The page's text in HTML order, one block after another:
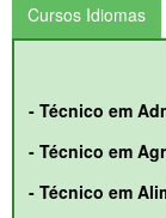
Cursos Idiomas
- Técnico em
- Técnico em
- Técnico em